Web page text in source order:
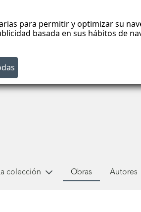
para permitir y optimizar su
basada en sus hábitos de
colección Obras Autores